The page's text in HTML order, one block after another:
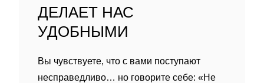
ДЕЛАЕТ НАС
УДОБНЫМИ
Вы чувствуете, что с вами поступают
несправедливо… но говорите себе: «Не